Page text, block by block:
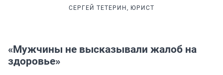
СЕРГЕЙ ТЕТЕРИН, ЮРИСТ
«Мужчины не высказывали жалоб на
здоровье»